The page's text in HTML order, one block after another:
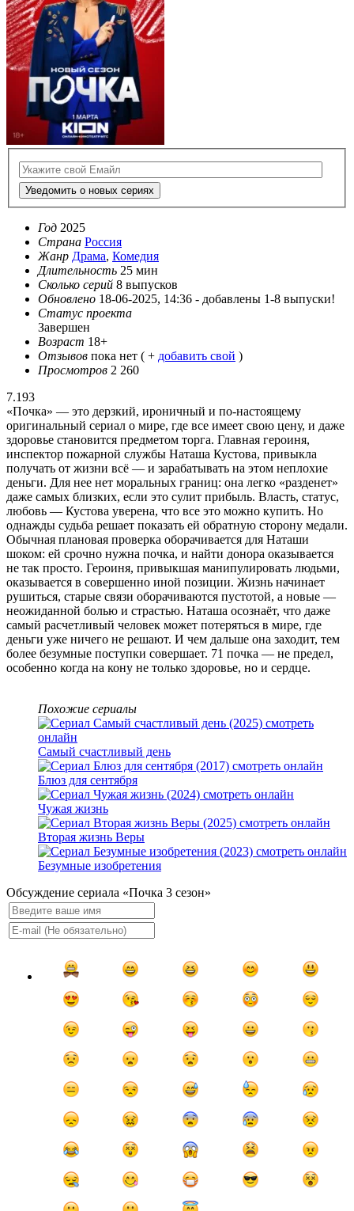
Уведомить о новых сериях
Год 2025
Страна Россия
Жанр Драма, Комедия
Длительность 25 мин
Сколько серий 8 выпусков
Обновлено 18-06-2025, 14:36 - добавлены 1-8 выпуски!
Статус проекта
Завершен
Возраст 18+
Отзывов пока нет ( + добавить свой )
Просмотров 2 260
7.193
«Почка» — это дерзкий, ироничный и по-настоящему
оригинальный сериал о мире, где все имеет свою цену, и даже
здоровье становится предметом торга. Главная героиня,
инспектор пожарной службы Наташа Кустова, привыкла
получать от жизни всё — и зарабатывать на этом неплохие
деньги. Для нее нет моральных границ: она легко «разденет»
даже самых близких, если это сулит прибыль. Власть, статус,
любовь — Кустова уверена, что все это можно купить. Но
однажды судьба решает показать ей обратную сторону медали.
Обычная плановая проверка оборачивается для Наташи
шоком: ей срочно нужна почка, и найти донора оказывается
не так просто. Героиня, привыкшая манипулировать людьми,
оказывается в совершенно иной позиции. Жизнь начинает
рушиться, старые связи оборачиваются пустотой, а новые —
неожиданной болью и страстью. Наташа осознаёт, что даже
самый расчетливый человек может потеряться в мире, где
деньги уже ничего не решают. И чем дальше она заходит, тем
более безумные поступки совершает. 71 почка — не предел,
особенно когда на кону не только здоровье, но и сердце.
Похожие сериалы
Самый счастливый день
Блюз для сентября
Чужая жизнь
Вторая жизнь Веры
Безумные изобретения
Обсуждение сериала «Почка 3 сезон»